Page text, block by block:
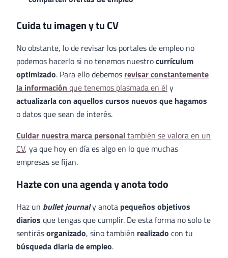
Cuida tu imagen y tu CV
No obstante, lo de revisar los portales de empleo no
podemos hacerlo si no tenemos nuestrocurrículum
optimizado. Para ello debemos revisar constantemente
la información que tenemos plasmada en él y
actualizarla con aquellos cursos nuevos que hagamos
o datos que sean de interés.
Cuidar nuestra marca personaltambién se valora en un
CV, ya que hoy en día es algo en lo que muchas
empresas se fijan.
Hazte con una agenda y anota todo
Haz un bullet journaly anota pequeños objetivos
diarios que tengas que cumplir. De esta forma no solo te
sentirásorganizado, sino también realizado con tu
búsqueda diaria de empleo.